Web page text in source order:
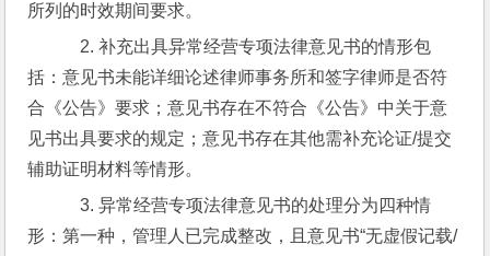
所列的时效期间要求。
2. 补充出具异常经营专项法律意见书的情形包
括：意见书未能详细论述律师事务所和签字律师是否符
合《公告》要求；意见书存在不符合《公告》中关于意
见书出具要求的规定；意见书存在其他需补充论证/提交
辅助证明材料等情形。
3. 异常经营专项法律意见书的处理分为四种情
形：第一种，管理人已完成整改，且意见书“无虚假记载/